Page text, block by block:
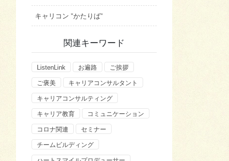
キャリコン ”かたりば”
関連キーワード
ListenLink お遍路 ご挨拶
ご褒美 キャリアコンサルタント
キャリアコンサルティング
キャリア教育 コミュニケーション
コロナ関連 セミナー
チームビルディング